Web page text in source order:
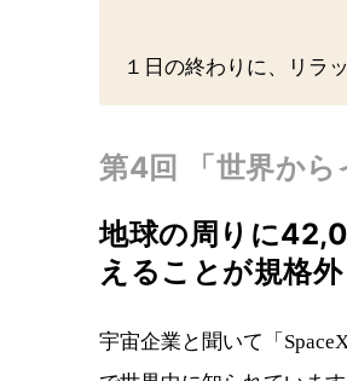
１日の終わりに、リラ
第4回 「世界か
地球の周りに
えることが規格外
宇宙企業と聞いて「